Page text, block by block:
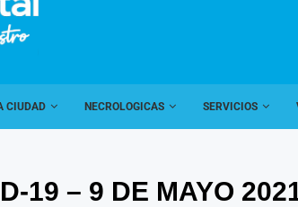
CIUDAD NECROLOGICAS SERVICIOS
19 – 9 DE MAYO